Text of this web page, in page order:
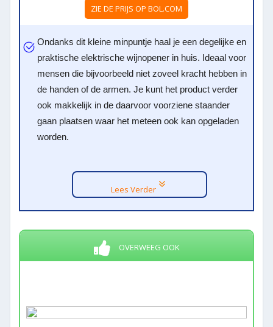
ZIE DE PRIJS OP BOL.COM
Ondanks dit kleine minpuntje haal je een degelijke en
praktische elektrische wijnopener in huis. Ideaal voor
mensen die bijvoorbeeld niet zoveel kracht hebben in
de handen of de armen. Je kunt het product verder
ook makkelijk in de daarvoor voorziene staander
gaan plaatsen waar het meteen ook kan opgeladen
worden.
Lees Verder
OVERWEEG OOK